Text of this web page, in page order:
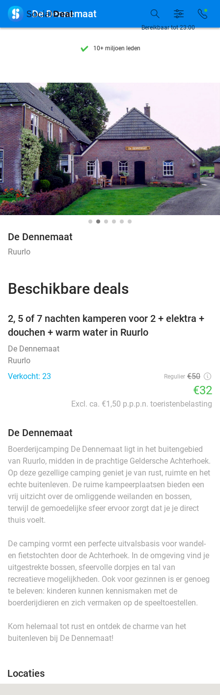
7 dagen per week beschikbaar
10+ miljoen leden
7 dagen per week beschikbaar
10+ miljoen leden
Bereikbaar tot 23:00
 De Dennemaat
De Dennemaat
Ruurlo
Beschikbare deals
2, 5 of 7 nachten kamperen voor 2 + elektra +
douchen + warm water in Ruurlo
De Dennemaat
Ruurlo
Verkocht: 23
Regulier €50
€32
Excl. ca. €1,50 p.p.p.n. toeristenbelasting
De Dennemaat
Boerderijcamping De Dennemaat ligt in het buitengebied
van Ruurlo, midden in de prachtige Geldersche Achterhoek.
Op deze gezellige camping geniet je van rust, ruimte en het
echte buitenleven. De ruime kampeerplaatsen bieden een
vrij uitzicht over de omliggende weilanden en bossen,
terwijl de gemoedelijke sfeer ervoor zorgt dat je je direct
thuis voelt.
De camping vormt een perfecte uitvalsbasis voor wandel-
en fietstochten door de Achterhoek. In de omgeving vind je
uitgestrekte bossen, sfeervolle dorpjes en tal van
recreatieve mogelijkheden. Ook voor gezinnen is er genoeg
te beleven: kinderen kunnen kennismaken met de
boerderijdieren en zich vermaken op de speeltoestellen.
Kom helemaal tot rust en ontdek de charme van het
buitenleven bij De Dennemaat!
Locaties